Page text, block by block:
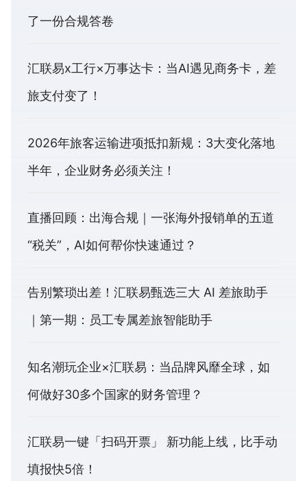
了一份合规答卷
汇联易x工行×万事达卡：当AI遇见商务卡，差
旅支付变了！
2026年旅客运输进项抵扣新规：3大变化落地
半年，企业财务必须关注！
直播回顾：出海合规｜一张海外报销单的五道
“税关”，AI如何帮你快速通过？
告别繁琐出差！汇联易甄选三大 AI 差旅助手
｜第一期：员工专属差旅智能助手
知名潮玩企业×汇联易：当品牌风靡全球，如
何做好30多个国家的财务管理？
汇联易一键「扫码开票」 新功能上线，比手动
填报快5倍！